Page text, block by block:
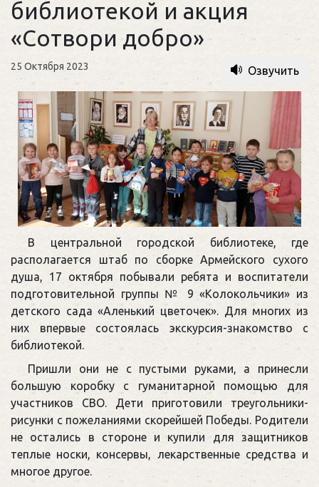
библиотекой и акция
«Сотвори добро»
25 Октября 2023 Озвучить
В центральной городской библиотеке, где
располагается штаб по сборке Армейского сухого
душа, 17 октября побывали ребята и воспитатели
подготовительной группы № 9 «Колокольчики» из
детского сада «Аленький цветочек». Для многих из
них впервые состоялась экскурсия-знакомство с
библиотекой.
Пришли они не с пустыми руками, а принесли
большую коробку с гуманитарной помощью для
участников СВО. Дети приготовили треугольники-
рисунки с пожеланиями скорейшей Победы. Родители
не остались в стороне и купили для защитников
теплые носки, консервы, лекарственные средства и
многое другое.